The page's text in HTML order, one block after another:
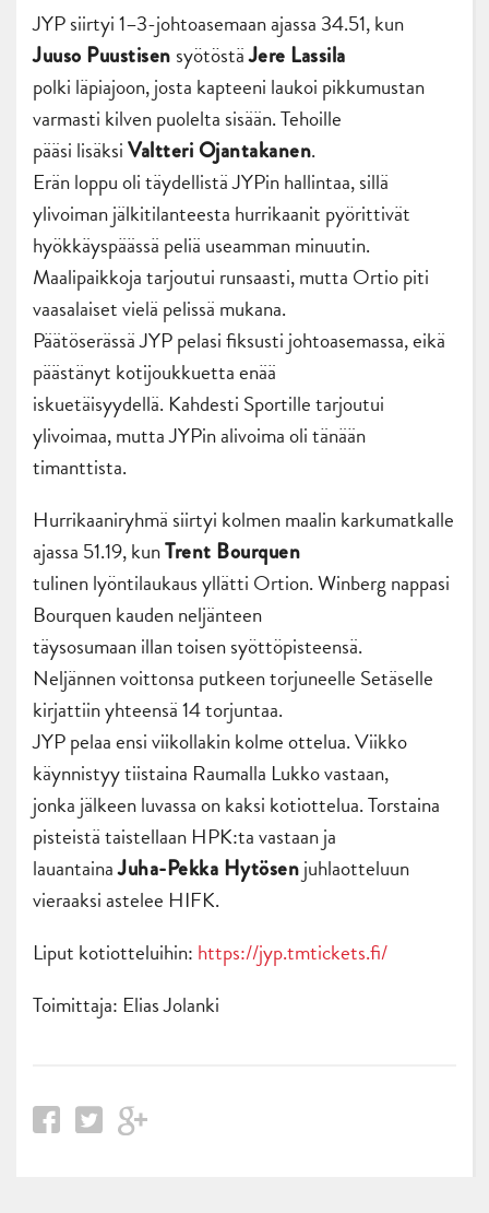
JYP siirtyi 1–3-johtoasemaan ajassa 34.51, kun
Juuso Puustisen syötöstäJere Lassila
polki läpiajoon, josta kapteeni laukoi pikkumustan
varmasti kilven puolelta sisään. Tehoille
pääsi lisäksiValtteri Ojantakanen.
Erän loppu oli täydellistä JYPin hallintaa, sillä
ylivoiman jälkitilanteesta hurrikaanit pyörittivät
hyökkäyspäässä peliä useamman minuutin.
Maalipaikkoja tarjoutui runsaasti, mutta Ortio piti
vaasalaiset vielä pelissä mukana.
Päätöserässä JYP pelasi fiksusti johtoasemassa, eikä
päästänyt kotijoukkuetta enää
iskuetäisyydellä. Kahdesti Sportille tarjoutui
ylivoimaa, mutta JYPin alivoima oli tänään
timanttista.
Hurrikaaniryhmä siirtyi kolmen maalin karkumatkalle
ajassa 51.19, kunTrent Bourquen
tulinen lyöntilaukaus yllätti Ortion. Winberg nappasi
Bourquen kauden neljänteen
täysosumaan illan toisen syöttöpisteensä.
Neljännen voittonsa putkeen torjuneelle Setäselle
kirjattiin yhteensä 14 torjuntaa.
JYP pelaa ensi viikollakin kolme ottelua. Viikko
käynnistyy tiistaina Raumalla Lukko vastaan,
jonka jälkeen luvassa on kaksi kotiottelua. Torstaina
pisteistä taistellaan HPK:ta vastaan ja
lauantainaJuha-Pekka Hytösenjuhlaotteluun
vieraaksi astelee HIFK.
Liput kotiotteluihin: https://jyp.tmtickets.fi/
Toimittaja: Elias Jolanki